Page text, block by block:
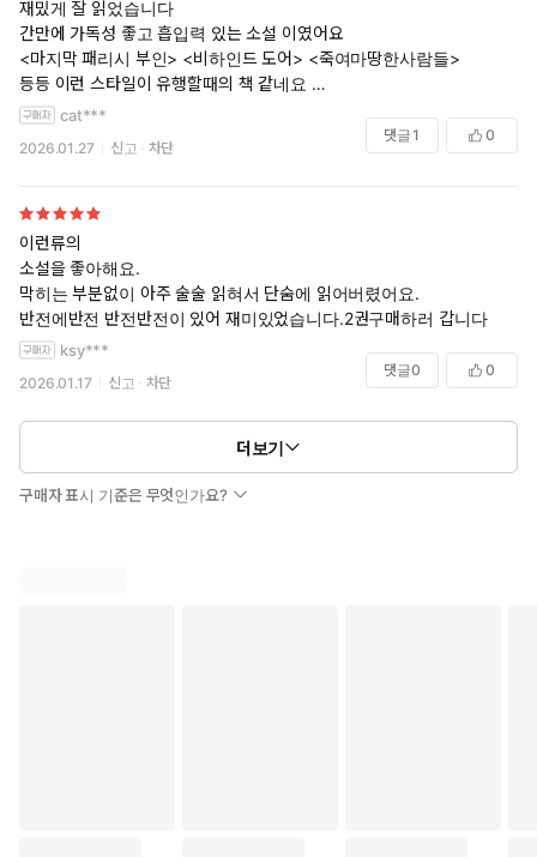
재밌게 잘 읽었습니다
간만에 가독성 좋고 흡입력 있는 소설 이였어요
<마지막 패리시 부인> <비하인드 도어> <죽여마땅한사람들>
등등 이런 스타일이 유행할때의 책 같네요
그래서 반전이 놀랍진 않았지만
제목을 하우스메이드가 아니라
밀리는 참지않아로 해야할듯 ㅋㅋㅋㅋ
다만
<죽여마땅한사람들>처럼
캐릭터성이 빛날 수 있는 스토리이자 소재였는데
cat***
2026.01.27 신고 차단
댓글 1 0
이런류의
소설을 좋아해요.
막히는 부분없이 아주 술술 읽혀서 단숨에 읽어버렸어요.
반전에반전 반전반전이 있어 재미있었습니다.2권구매하러 갑니다
ksy***
2026.01.17 신고 차단
댓글0 0
더보기
구매자 표시 기준은 무엇인가요?